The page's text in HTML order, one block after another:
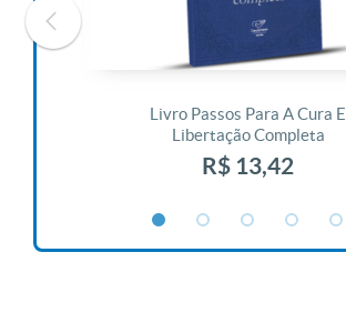
Livro Passos Para A Cura E
Libertação Completa
R$ 13,42